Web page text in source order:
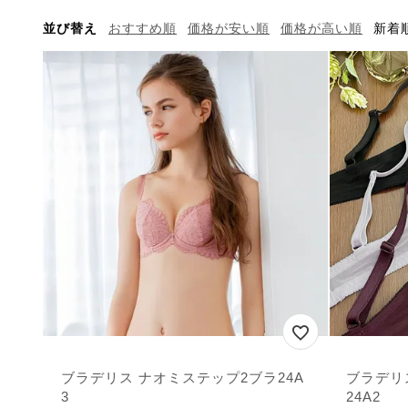
並び替え おすすめ順 価格が安い順 価格が高い順 新着
ブラデリス ナオミステップ2ブラ24A
3
ブラデ
24A2